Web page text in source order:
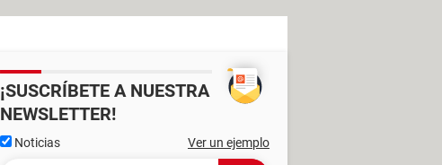
¡SUSCRÍBETE A NUESTRA
NEWSLETTER!
Noticias Ver un ejemplo